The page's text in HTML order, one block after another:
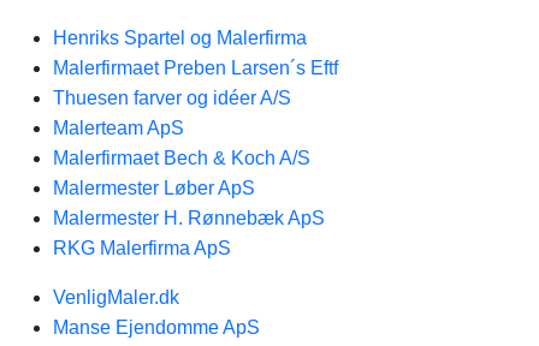
Henriks Spartel og Malerfirma
Malerfirmaet Preben Larsen´s Eftf
Thuesen farver og idéer A/S
Malerteam ApS
Malerfirmaet Bech & Koch A/S
Malermester Løber ApS
Malermester H. Rønnebæk ApS
RKG Malerfirma ApS
VenligMaler.dk
Manse Ejendomme ApS